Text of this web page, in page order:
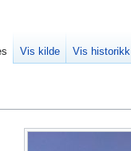
Vis kilde Vis historikk